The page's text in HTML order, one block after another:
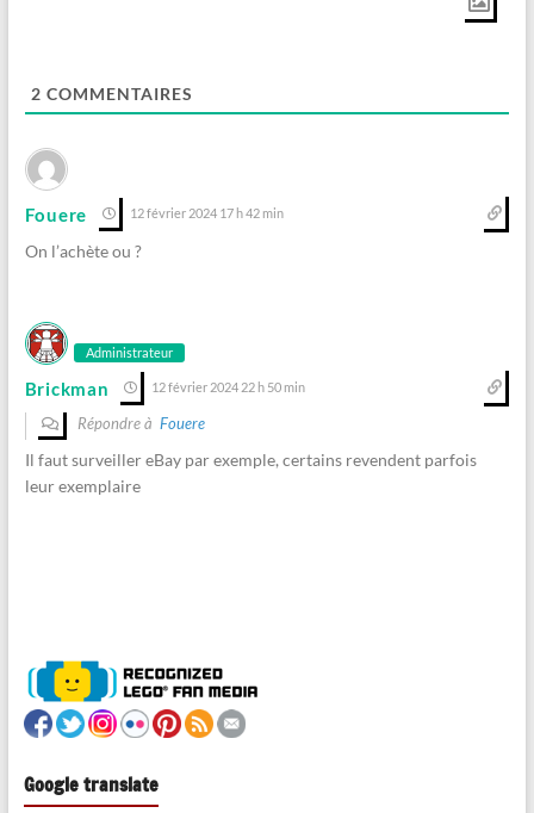
2 COMMENTAIRES
Fouere 12 février 2024 17 h 42 min
On l’achète ou ?
Administrateur
Brickman 12 février 2024 22 h 50 min
Répondre à Fouere
Il faut surveiller eBay par exemple, certains revendent parfois
leur exemplaire
Google translate